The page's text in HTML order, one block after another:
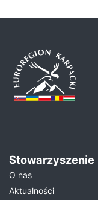
Stowarzyszenie
O nas
Aktualności